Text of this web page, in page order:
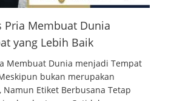
Pria Membuat Dunia
yang Lebih Baik
Membuat Dunia menjadi Tempat
bukan merupakan
Etiket Berbusana Tetap